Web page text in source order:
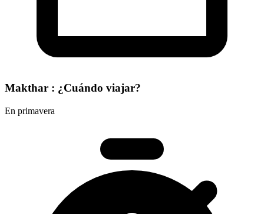
Makthar : ¿Cuándo viajar?
En primavera